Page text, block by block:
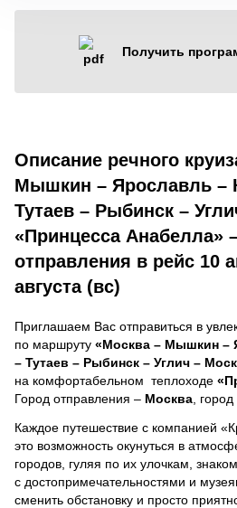
Получить
Описание речного
Мышкин – Ярославль –
Тутаев – Рыбинск –
«Принцесса Анабелла»
отправления в рейс 10
августа (вс)
Приглашаем Вас отправиться в
по маршруту «Москва – Мышкин –
– Тутаев – Рыбинск – Углич –
на комфортабельном теплоходе
Город отправления – Москва ,
Каждое путешествие с компанией
это возможность окунуться в
городов, гуляя по их улочкам,
с достопримечательностями и
сменить обстановку и просто